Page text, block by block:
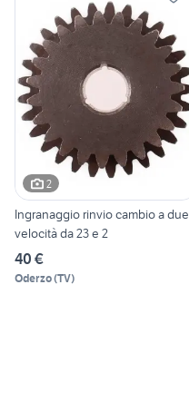
2
Ingranaggio rinvio cambio a due
velocità da 23 e 2
40 €
Oderzo(TV)